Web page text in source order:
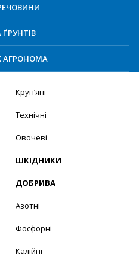
ҐРУНТІВ
АГРОНОМА
Круп’яні
Технічні
Овочеві
ШКІДНИКИ
ДОБРИВА
Азотні
Фосфорні
Калійні